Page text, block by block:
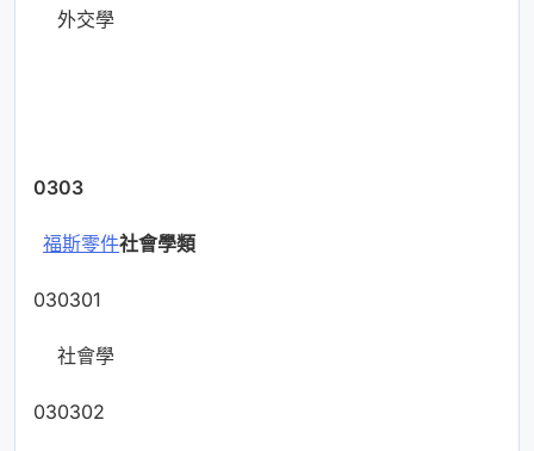
外交學
0303
福斯零件社會學類
030301
社會學
030302